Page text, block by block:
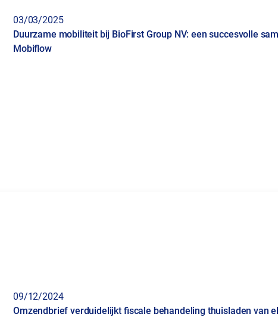
03/03/2025
Duurzame mobiliteit bij BioFirst Group NV: een succesvolle
Mobiflow
09/12/2024
Omzendbrief verduidelijkt fiscale behandeling thuisladen van